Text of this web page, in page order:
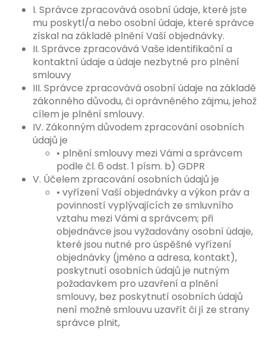
I. Správce zpracovává osobní údaje, které jste
mu poskytl/a nebo osobní údaje, které správce
získal na základě plnění Vaší objednávky.
II. Správce zpracovává Vaše identifikační a
kontaktní údaje a údaje nezbytné pro plnění
smlouvy
III. Správce zpracovává osobní údaje na základě
zákonného důvodu, či oprávněného zájmu, jehož
cílem je plnění smlouvy.
IV. Zákonným důvodem zpracování osobních
údajů je
• plnění smlouvy mezi Vámi a správcem
podle čl. 6 odst. 1 písm. b) GDPR
V. Účelem zpracování osobních údajů je
• vyřízení Vaší objednávky a výkon práv a
povinností vyplývajících ze smluvního
vztahu mezi Vámi a správcem; při
objednávce jsou vyžadovány osobní údaje,
které jsou nutné pro úspěšné vyřízení
objednávky (jméno a adresa, kontakt),
poskytnutí osobních údajů je nutným
požadavkem pro uzavření a plnění
smlouvy, bez poskytnutí osobních údajů
není možné smlouvu uzavřít či jí ze strany
správce plnit,